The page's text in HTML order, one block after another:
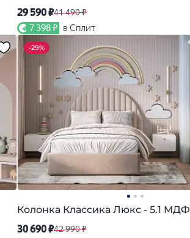
29 590 ₽41 490 ₽
7 398 ₽ в Сплит
-29%
Колонка Классика Люкс - 5.1 МДФ
30 690 ₽42 990 ₽